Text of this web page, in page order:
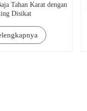
Tahan Karat dengan
Disikat